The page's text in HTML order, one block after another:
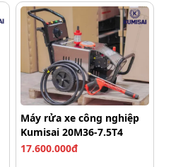
Máy rửa xe công nghiệp
Kumisai 20M36-7.5T4
17.600.000đ